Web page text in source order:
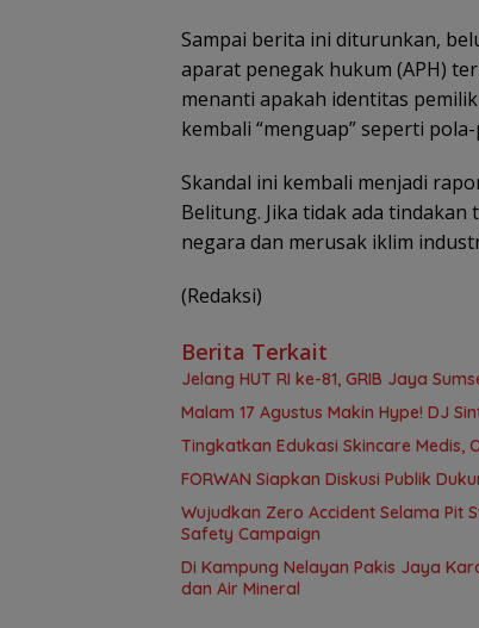
Sampai berita ini diturunkan,
aparat penegak hukum (APH)
menanti apakah identitas
kembali “menguap” seperti
​Skandal ini kembali menjadi
Belitung. Jika tidak ada
negara dan merusak iklim
(Redaksi)
Berita Terkait
Jelang HUT RI ke-81, GRIB Jaya
Malam 17 Agustus Makin Hype! DJ
Tingkatkan Edukasi Skincare Medis,
FORWAN Siapkan Diskusi Publik
Wujudkan Zero Accident Selama Pit
Safety Campaign
Di Kampung Nelayan Pakis Jaya
dan Air Mineral